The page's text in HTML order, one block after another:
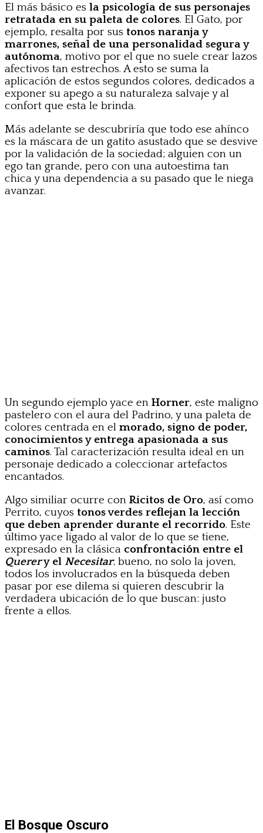
El más básico es la psicología de sus personajes
retratada en su paleta de colores. El Gato, por
ejemplo, resalta por sus tonos naranja y
marrones, señal de una personalidad segura y
autónoma, motivo por el que no suele crear lazos
afectivos tan estrechos. A esto se suma la
aplicación de estos segundos colores, dedicados a
exponer su apego a su naturaleza salvaje y al
confort que esta le brinda.
Más adelante se descubriría que todo ese ahínco
es la máscara de un gatito asustado que se desvive
por la validación de la sociedad; alguien con un
ego tan grande, pero con una autoestima tan
chica y una dependencia a su pasado que le niega
avanzar.
Un segundo ejemplo yace en Horner, este maligno
pastelero con el aura del Padrino, y una paleta de
colores centrada en el morado, signo de poder,
conocimientos y entrega apasionada a sus
caminos. Tal caracterización resulta ideal en un
personaje dedicado a coleccionar artefactos
encantados.
Algo similiar ocurre con Ricitos de Oro, así como
Perrito, cuyos tonos verdes reflejan la lección
que deben aprender durante el recorrido. Este
último yace ligado al valor de lo que se tiene,
expresado en la clásica confrontación entre el
Querery el Necesitar; bueno, no solo la joven,
todos los involucrados en la búsqueda deben
pasar por ese dilema si quieren descubrir la
verdadera ubicación de lo que buscan: justo
frente a ellos.
El Bosque Oscuro